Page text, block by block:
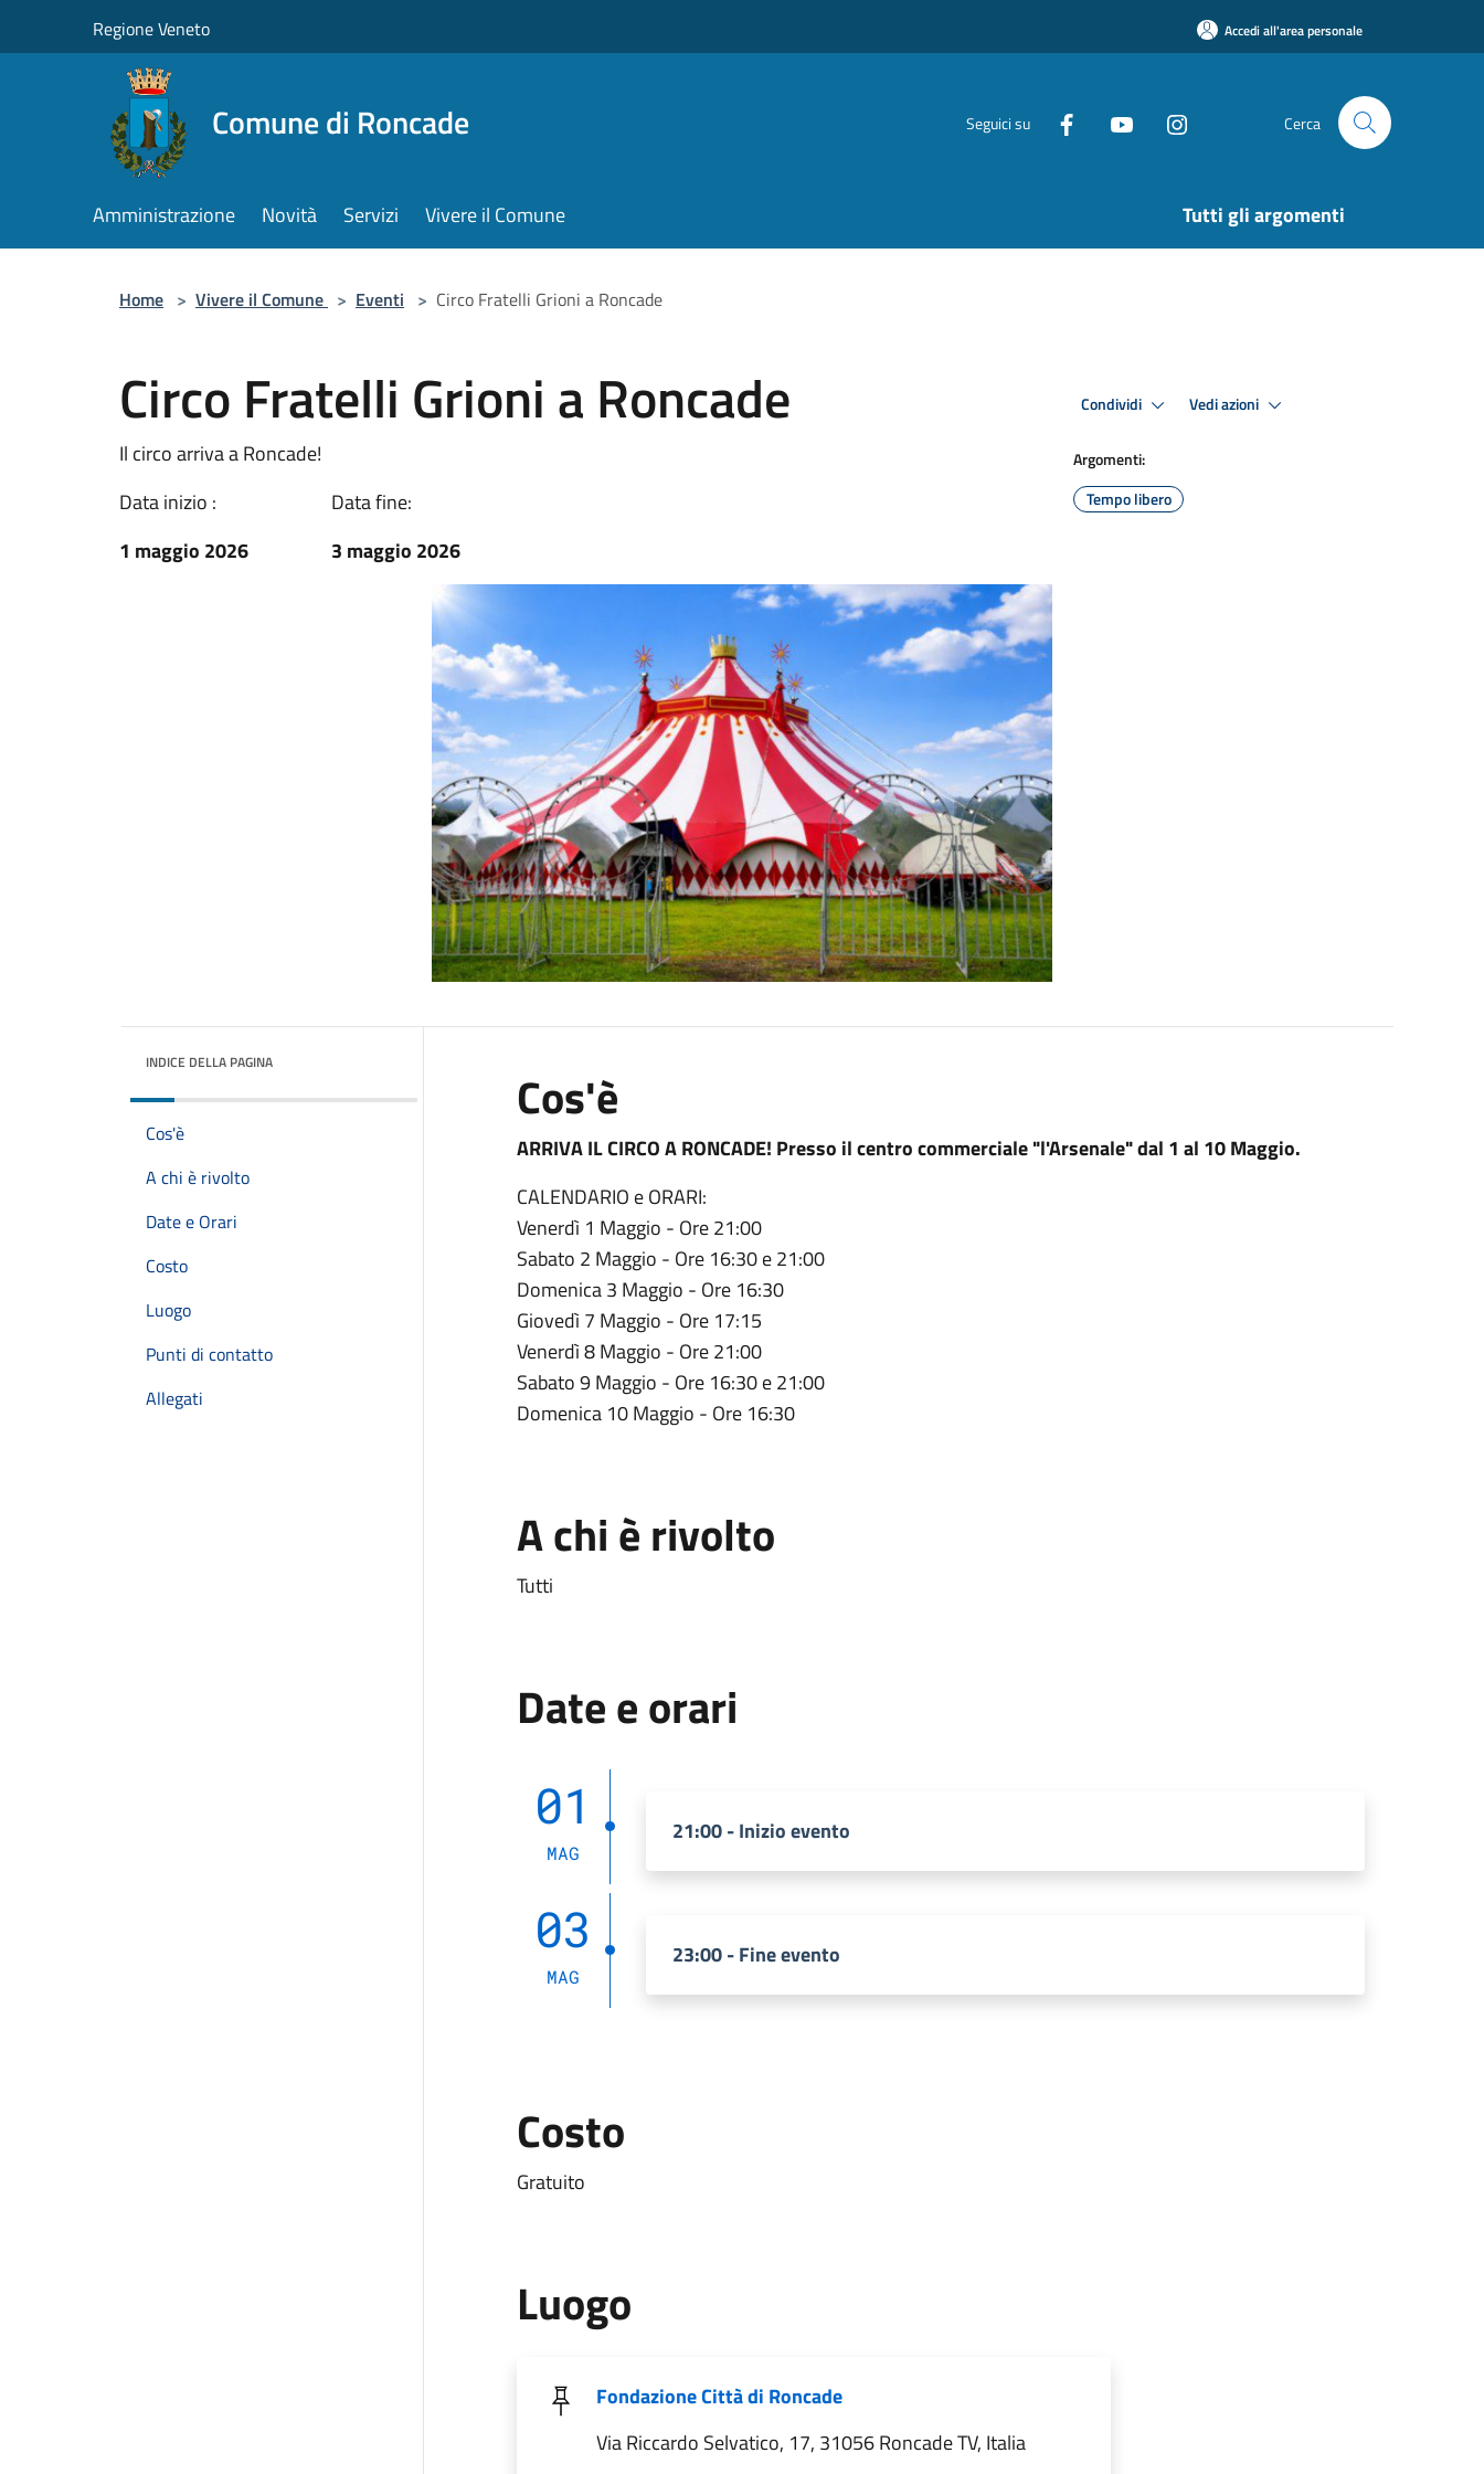
Regione Veneto Accedi all'area personale
Comune di Roncade Seguici su Cerca
Amministrazione Novità Servizi Vivere il Comune Tutti gli argomenti
Home > Vivere il Comune > Eventi > Circo Fratelli Grioni a Roncade
Circo Fratelli Grioni a Roncade
Il circo arriva a Roncade!
Data inizio :
1 maggio 2026
Data fine:
3 maggio 2026
Condividi Vedi azioni
Argomenti:
Tempo libero
INDICE DELLA PAGINA
Cos'è
A chi è rivolto
Date e Orari
Costo
Luogo
Punti di contatto
Allegati
Cos'è
ARRIVA IL CIRCO A RONCADE! Presso il centro commerciale "l'Arsenale" dal 1 al 10 Maggio.
CALENDARIO e ORARI:
Venerdì 1 Maggio - Ore 21:00
Sabato 2 Maggio - Ore 16:30 e 21:00
Domenica 3 Maggio - Ore 16:30
Giovedì 7 Maggio - Ore 17:15
Venerdì 8 Maggio - Ore 21:00
Sabato 9 Maggio - Ore 16:30 e 21:00
Domenica 10 Maggio - Ore 16:30
A chi è rivolto
Tutti
Date e orari
01
MAG
21:00 - Inizio evento
03
MAG
23:00 - Fine evento
Costo
Gratuito
Luogo
Fondazione Città di Roncade
Via Riccardo Selvatico, 17, 31056 Roncade TV, Italia